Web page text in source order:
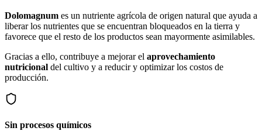
Dolomagnum es un nutriente agrícola de origen natural que ayuda a
liberar los nutrientes que se encuentran bloqueados en la tierra y
favorece que el resto de los productos sean mayormente asimilables.
Gracias a ello, contribuye a mejorar el aprovechamiento
nutricional del cultivo y a reducir y optimizar los costos de
producción.
Sin procesos químicos